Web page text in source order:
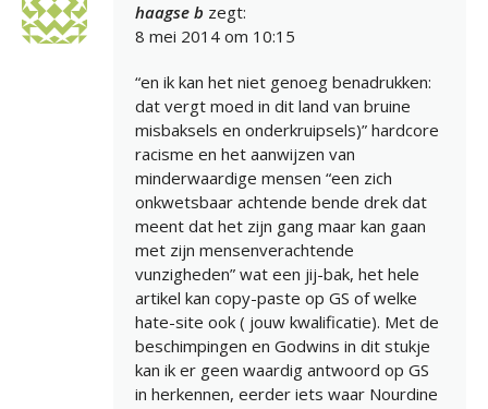
haagse b zegt:
8 mei 2014 om 10:15
“en ik kan het niet genoeg benadrukken:
dat vergt moed in dit land van bruine
misbaksels en onderkruipsels)” hardcore
racisme en het aanwijzen van
minderwaardige mensen “een zich
onkwetsbaar achtende bende drek dat
meent dat het zijn gang maar kan gaan
met zijn mensenverachtende
vunzigheden” wat een jij-bak, het hele
artikel kan copy-paste op GS of welke
hate-site ook ( jouw kwalificatie). Met de
beschimpingen en Godwins in dit stukje
kan ik er geen waardig antwoord op GS
in herkennen, eerder iets waar Nourdine